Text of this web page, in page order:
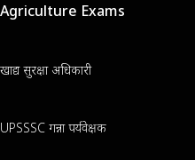
Agriculture Exams
खाद्य सुरक्षा अधिकारी
UPSSSC गन्ना पर्यवेक्षक